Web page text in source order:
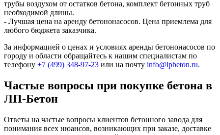
трубы воздухом от остатков бетона, комплект бетонных труб
необходимой длины.
- Лучшая цена на аренду бетононасосов. Цена приемлема для
любого бюджета заказчика.
За информацией о ценах и условиях аренды бетононасосов по
городу и области обращайтесь к нашим специалистам по
телефону +7 (499) 348-97-23 или на почту info@lpbeton.ru.
Частые вопросы при покупке бетона в
ЛП-Бетон
Ответы на частые вопросы клиентов бетонного завода для
понимания всех нюансов, возникающих при заказе, доставке